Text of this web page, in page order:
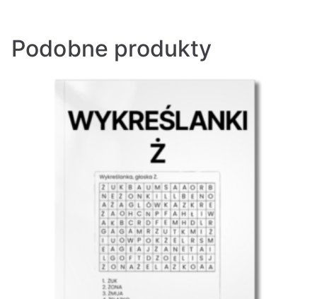
Podobne produkty